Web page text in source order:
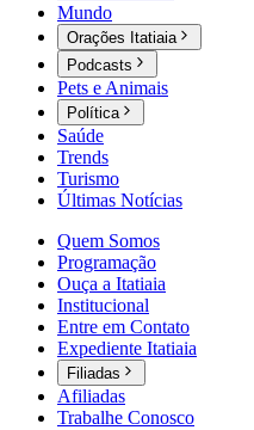
Mundo
Orações Itatiaia
Podcasts
Pets e Animais
Política
Saúde
Trends
Turismo
Últimas Notícias
Quem Somos
Programação
Ouça a Itatiaia
Institucional
Entre em Contato
Expediente Itatiaia
Filiadas
Afiliadas
Trabalhe Conosco